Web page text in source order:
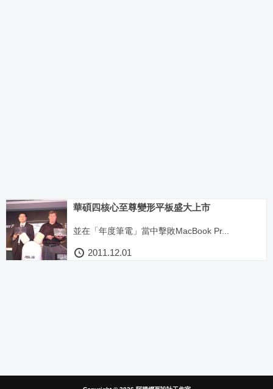
華碩四核心至尊變形平板盛大上市
並在「年度筆電」當中擊敗MacBook Pr...
2011.12.01